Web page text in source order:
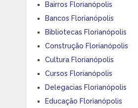
Bairros Florianópolis
Bancos Florianópolis
Bibliotecas Florianópolis
Construção Florianópolis
Cultura Florianópolis
Cursos Florianópolis
Delegacias Florianópolis
Educação Florianópolis